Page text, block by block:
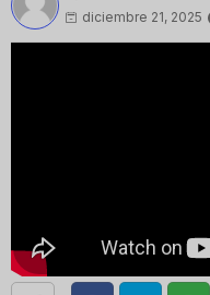
diciembre 21, 2025